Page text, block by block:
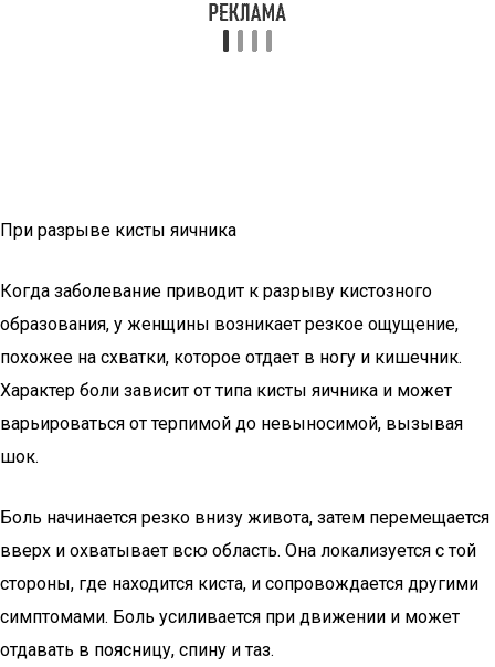
При разрыве кисты яичника
Когда заболевание приводит к разрыву кистозного
образования, у женщины возникает резкое ощущение,
похожее на схватки, которое отдает в ногу и кишечник.
Характер боли зависит от типа кисты яичника и может
варьироваться от терпимой до невыносимой, вызывая
шок.
Боль начинается резко внизу живота, затем перемещается
вверх и охватывает всю область. Она локализуется с той
стороны, где находится киста, и сопровождается другими
симптомами. Боль усиливается при движении и может
отдавать в поясницу, спину и таз.